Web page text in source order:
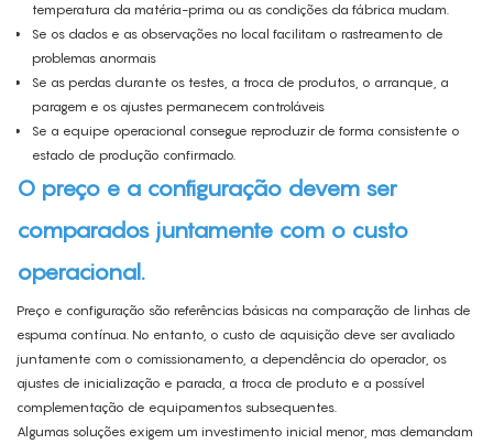
temperatura da matéria-prima ou as condições da fábrica mudam.
Se os dados e as observações no local facilitam o rastreamento de
problemas anormais
Se as perdas durante os testes, a troca de produtos, o arranque, a
paragem e os ajustes permanecem controláveis
Se a equipe operacional consegue reproduzir de forma consistente o
estado de produção confirmado.
O preço e a configuração devem ser
comparados juntamente com o custo
operacional.
Preço e configuração são referências básicas na comparação de linhas de
espuma contínua. No entanto, o custo de aquisição deve ser avaliado
juntamente com o comissionamento, a dependência do operador, os
ajustes de inicialização e parada, a troca de produto e a possível
complementação de equipamentos subsequentes.
Algumas soluções exigem um investimento inicial menor, mas demandam